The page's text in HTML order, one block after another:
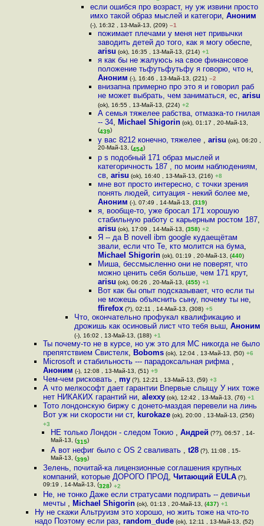
если ошибся про возраст, ну уж извини просто
имхо такой образ мыслей и категори, Аноним
(-), 16:32 , 13-Май-13, (209) –1
пожимает плечами у меня нет привычки
заводить детей до того, как я могу обеспе,
arisu (ok), 16:35 , 13-Май-13, (214) +1
я как бы не жалуюсь на свое финансовое
положение тьфутьфутьфу я говорю, что н,
Аноним (-), 16:46 , 13-Май-13, (221) –2
внизапна примерно про это я и говорил раб
не может выбрать, чем заниматься, ес, arisu
(ok), 16:55 , 13-Май-13, (224) +2
А семья тяжелее рабства, отмазка-то гнилая
-- 34, Michael Shigorin(ok), 01:17 , 20-Май-13,
(439)
у вас 8212 конечно, тяжелее , arisu (ok), 06:20 ,
20-Май-13, (454)
p s подобный 171 образ мыслей и
категоричность 187 , по моим наблюдениям,
св, arisu (ok), 16:40 , 13-Май-13, (216) +8
мне вот просто интересно, с точки зрения
понять людей, ситуация - некий более ме,
Аноним (-), 07:49 , 14-Май-13, (319)
я, вообще-то, уже бросал 171 хорошую
стабильную работу с карьерным ростом 187,
arisu (ok), 17:09 , 14-Май-13, (358) +2
Я -- да В novell ibm google кудаещётам
звали, если что Те, кто молится на бума,
Michael Shigorin(ok), 01:19 , 20-Май-13, (440)
Миша, бессмысленно они не поверят, что
можно ценить себя больше, чем 171 крут,
arisu (ok), 06:26 , 20-Май-13, (455) +1
Вот как бы опыт подсказывает, что если ты
не можешь объяснить сыну, почему ты не,
ffirefox(?), 02:11 , 14-Май-13, (308) +5
Что, окончательно профукал квалификацию и
дрожишь как осиновый лист что тебя выш, Аноним
(-), 16:02 , 13-Май-13, (188) +1
Ты почему-то не в курсе, но уж это для МС никогда не было
препятствием Свистелк, Boboms(ok), 12:04 , 13-Май-13, (50) +6
Microsoft и стабильность --- парадоксальная рифма ,
Аноним (-), 12:08 , 13-Май-13, (51) +9
Чем-чем рисковать , my(?), 12:21 , 13-Май-13, (59) +3
А что мелкософт дает гарантии Впервые слыщу У них тоже
нет НИКАКИХ гарантий ни, alexxy(ok), 12:42 , 13-Май-13, (76) +1
Тото лондонскую биржу с донето-маздая перевели на линь
Вот уж ни скорости ни ст, kurokaze(ok), 20:00 , 13-Май-13, (256)
+3
НЕ только Лондон - следом Токио , Андрей (??), 06:57 , 14-
Май-13, (315)
А вот нефиг было с OS 2 сваливать , t28(?), 11:08 , 15-
Май-13, (399)
Зелень, почитай-ка лицензионные соглашения крупных
компаний, которые ДОРОГО ПРОД, Читающий EULA(?),
09:19 , 14-Май-13, (328) +2
Не, не тонко Даже если стратусами подпирать -- девичьи
мечты , Michael Shigorin(ok), 01:13 , 20-Май-13, (437) +1
Ну не скажи Альтруизм это хорошо, но жить тоже на что-то
надо Поэтому если раз,random_dude (ok), 12:11 , 13-Май-13, (52)